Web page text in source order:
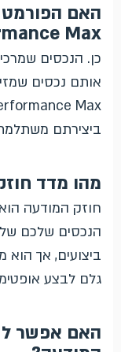
האם
Max?
כן. הנכסים
אותם נכסים
ביצירתם משתלמת
מהו מדד
חוזק המודעה
הנכסים שלכם שלם
ביצועים, אך
גלם לבצע
האם אפשר